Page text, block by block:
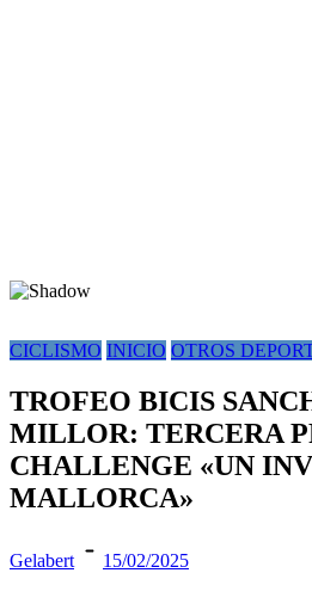
CICLISMO INICIO OTROS
TROFEO BICIS
MILLOR: TERCERA
CHALLENGE «UN
MALLORCA»
Gelabert 15/02/2025